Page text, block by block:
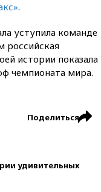
.
уступила команде
российская
истории показала
чемпионата мира.
Поделиться
удивительных